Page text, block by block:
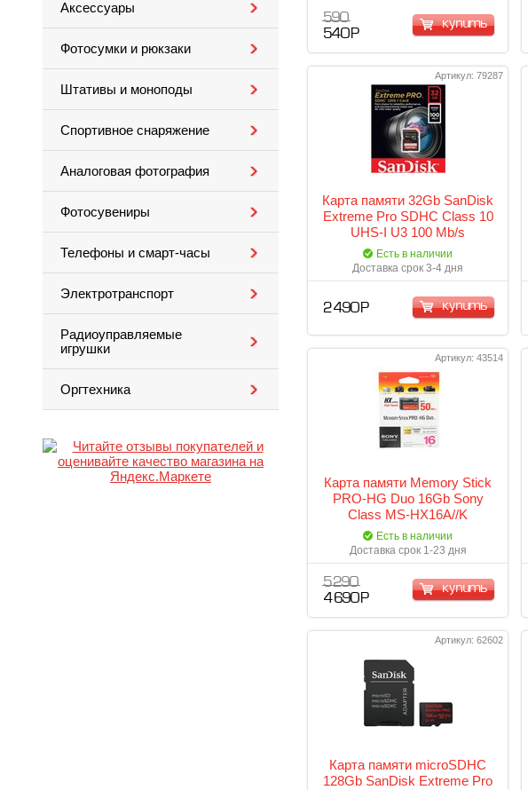
Аксессуары
Фотосумки и рюкзаки
Штативы и моноподы
Спортивное снаряжение
Аналоговая фотография
Фотосувениры
Телефоны и смарт-часы
Электротранспорт
Радиоуправляемые
игрушки
Оргтехника
590
540 Р
купить
Артикул: 79287
Кaрта памяти 32Gb SanDisk
Extreme Pro SDHC Class 10
UHS-I U3 100 Mb/s
SDSDXXO-032G-GN4IN
Есть в наличии
Доставка срок 3-4 дня
2 490 Р купить
Артикул: 43514
Карта памяти Memory Stick
PRO-HG Duo 16Gb Sony
Class MS-HX16A//K
Есть в наличии
Доставка срок 1-23 дня
5 290
4 690 Р
купить
Артикул: 62602
Карта памяти microSDHC
128Gb SanDisk Extreme Pro